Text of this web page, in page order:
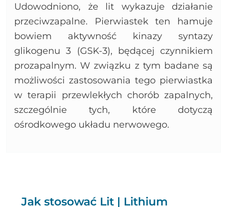
Udowodniono, że lit wykazuje działanie
przeciwzapalne. Pierwiastek ten hamuje
bowiem aktywność kinazy syntazy
glikogenu 3 (GSK-3), będącej czynnikiem
prozapalnym. W związku z tym badane są
możliwości zastosowania tego pierwiastka
w terapii przewlekłych chorób zapalnych,
szczególnie tych, które dotyczą
ośrodkowego układu nerwowego.
Jak stosować Lit | Lithium